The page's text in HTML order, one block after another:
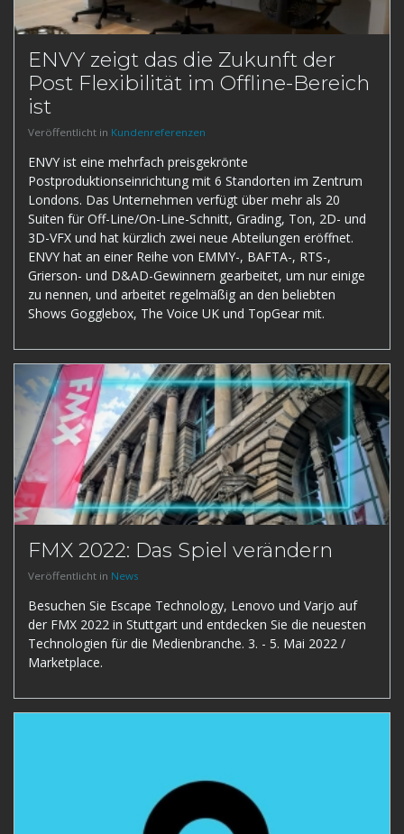
ENVY zeigt das die Zukunft der
Post Flexibilität im Offline-Bereich
ist
Veröffentlicht in Kundenreferenzen
ENVY ist eine mehrfach preisgekrönte
Postproduktionseinrichtung mit 6 Standorten im Zentrum
Londons. Das Unternehmen verfügt über mehr als 20
Suiten für Off-Line/On-Line-Schnitt, Grading, Ton, 2D- und
3D-VFX und hat kürzlich zwei neue Abteilungen eröffnet.
ENVY hat an einer Reihe von EMMY-, BAFTA-, RTS-,
Grierson- und D&AD-Gewinnern gearbeitet, um nur einige
zu nennen, und arbeitet regelmäßig an den beliebten
Shows Gogglebox, The Voice UK und TopGear mit.
FMX 2022: Das Spiel verändern
Veröffentlicht in News
Besuchen Sie Escape Technology, Lenovo und Varjo auf
der FMX 2022 in Stuttgart und entdecken Sie die neuesten
Technologien für die Medienbranche. 3. - 5. Mai 2022 /
Marketplace.